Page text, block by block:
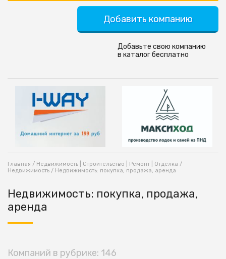
Добавить компанию
Добавьте свою компанию
в каталог бесплатно
Главная / Недвижимость | Строительство | Ремонт | Отделка /
Недвижимость / Недвижимость: покупка, продажа, аренда
Недвижимость: покупка, продажа,
аренда
Компаний в рубрике: 146